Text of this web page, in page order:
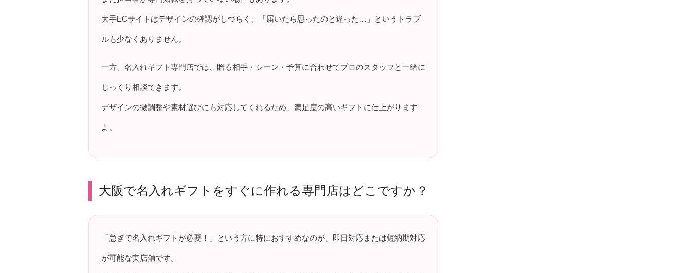
大手ECサイトはデザインの確認がしづらく、「届いたら思ったのと違った…」というトラブ
ルも少なくありません。
一方、名入れギフト専門店では、贈る相手・シーン・予算に合わせてプロのスタッフと一緒に
じっくり相談できます。
デザインの微調整や素材選びにも対応してくれるため、満足度の高いギフトに仕上がります
よ。
大阪で名入れギフトをすぐに作れる専門店はどこですか？
「急ぎで名入れギフトが必要！」という方に特におすすめなのが、即日対応または短納期対応
が可能な実店舗です。